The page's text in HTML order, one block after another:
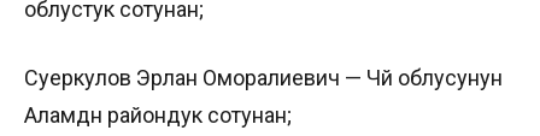
облустук сотунан;
Суеркулов Эрлан Оморалиевич — Чүй облусунун
Аламүдүн райондук сотунан;